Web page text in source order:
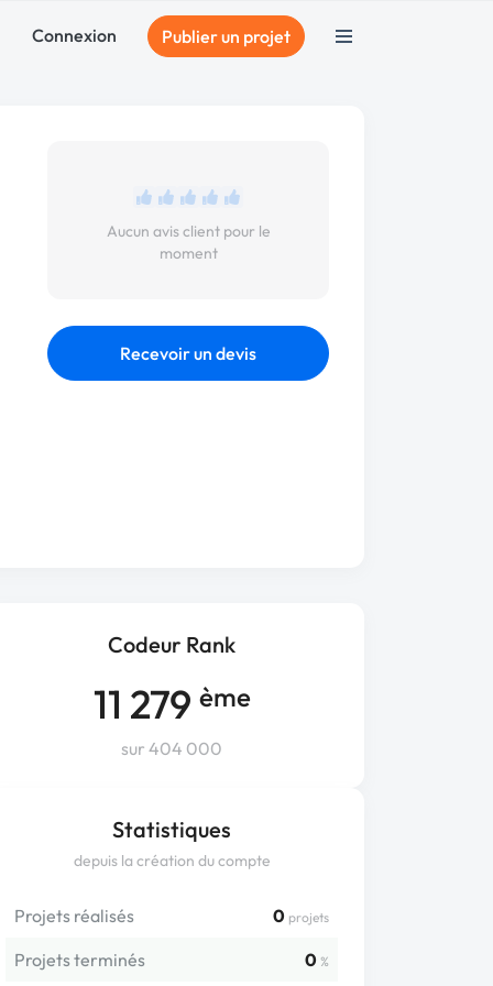
Connexion Publier un projet
Aucun avis client pour le
moment
Recevoir un devis
Codeur Rank
11 279 ème
sur 404 000
Statistiques
depuis la création du compte
Projets réalisés 0 projets
Projets terminés 0 %